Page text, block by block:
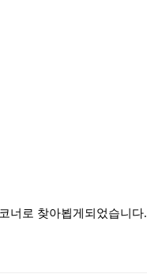
너로 찾아뵙게되었습니다.